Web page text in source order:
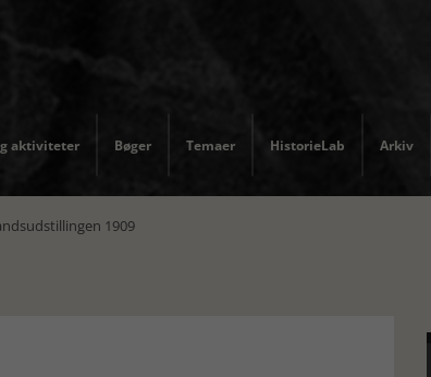
aktiviteter Bøger Temaer HistorieLab Arkiv
1909